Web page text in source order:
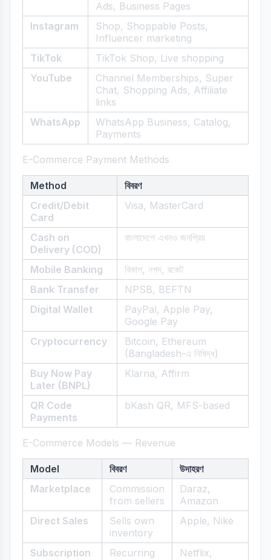
Ads, Business Pages
Instagram
Shop, Shoppable Posts,
Influencer marketing
TikTok
TikTok Shop, Live shopping
YouTube
Channel Memberships, Super
Chat, Shopping Ads, Affiliate
links
WhatsApp
WhatsApp Business, Catalog,
Payments
E-Commerce Payment Methods
Method
বিবরণ
Credit/Debit
Card
Visa, MasterCard
Cash on
Delivery (COD)
বাংলাদেশে এখনও জনপ্রিয়
Mobile Banking
বিকাশ, নগদ, রকেট
Bank Transfer
NPSB, BEFTN
Digital Wallet
PayPal, Apple Pay,
Google Pay
Cryptocurrency
Bitcoin, Ethereum
(Bangladesh-এ নিষিদ্ধ)
Buy Now Pay
Later (BNPL)
Klarna, Affirm
QR Code
Payments
bKash QR, MFS-based
E-Commerce Models — Revenue
Model বিবরণ
উদাহরণ
Marketplace
Commission
from sellers
Daraz,
Amazon
Direct Sales
Sells own
inventory
Apple, Nike
Subscription
Recurring
Netflix,